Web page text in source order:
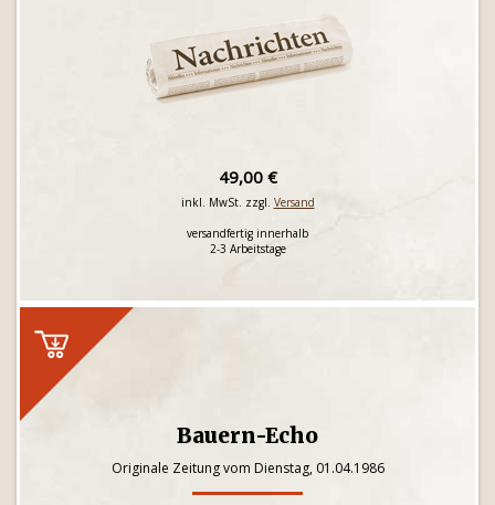
49,00 €
inkl. MwSt. zzgl. Versand
versandfertig innerhalb
2-3 Arbeitstage
Bauern-Echo
Originale Zeitung vom Dienstag, 01.04.1986